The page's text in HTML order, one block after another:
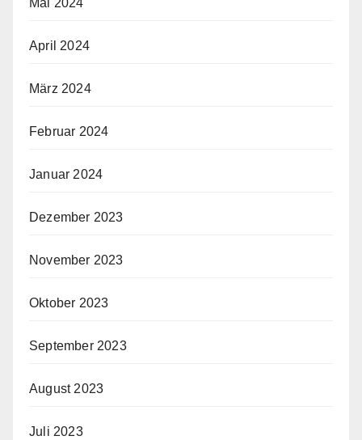
Mai 2024
April 2024
März 2024
Februar 2024
Januar 2024
Dezember 2023
November 2023
Oktober 2023
September 2023
August 2023
Juli 2023